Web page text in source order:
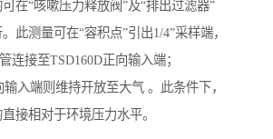
在“咳嗽压力释放阀”及“排出过滤器”
此测量可在“容积点”引出1/4”采样端，
连接至TSD160D正向输入端；
输入端则维持开放至大气 。此条件下，
接相对于环境压力水平。